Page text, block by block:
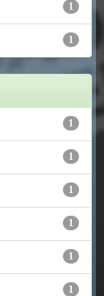
1
1
1
1
1
1
1
1